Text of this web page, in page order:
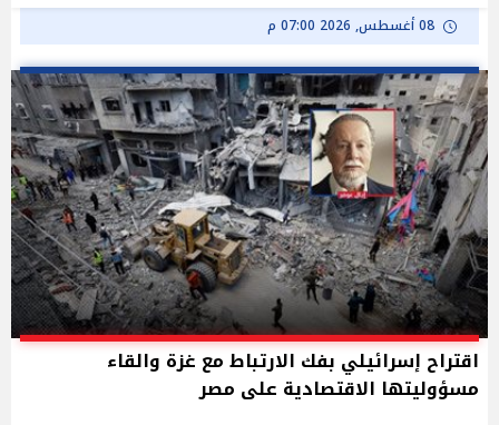
08 أغسطس, 2026 07:00 م
اقتراح إسرائيلي بفك الارتباط مع غزة والقاء
مسؤوليتها الاقتصادية على مصر